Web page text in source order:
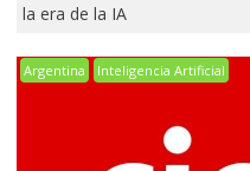
la era de la IA
Argentina Inteligencia Artificial